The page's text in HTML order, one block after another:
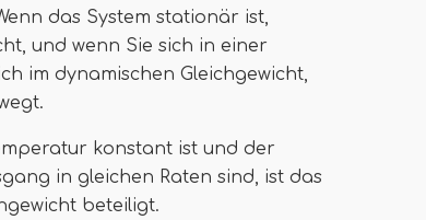
das System stationär ist,
und wenn Sie sich in einer
im dynamischen Gleichgewicht,
konstant ist und der
in gleichen Raten sind, ist das
beteiligt.